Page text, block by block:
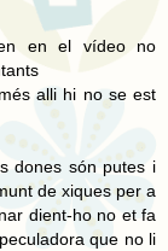
en el vídeo no
alli hi no se est
dones són putes i
de xiques per a
dient-ho no et fa
que no li